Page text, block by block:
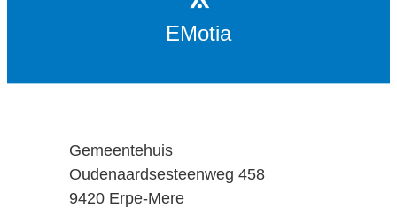
EMotia
AdresGemeentehuis
Oudenaardsesteenweg 458
,9420 Erpe-Mere